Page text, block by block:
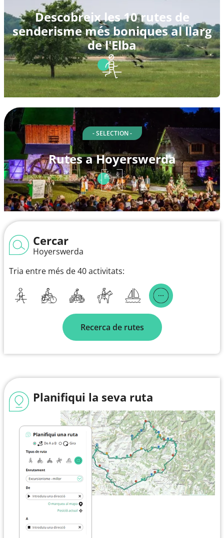
Descobreix les 10 rutes de
senderisme més boniques al llarg
de l'Elba
- SELECTION -
Rutes a Hoyerswerda
Cercar
Hoyerswerda
Tria entre més de 40 activitats:
Recerca de rutes
Planifiqui la seva ruta